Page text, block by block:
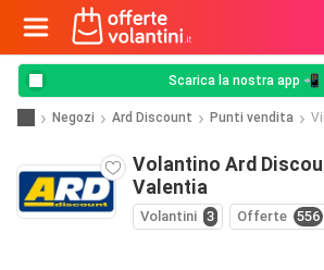
Scarica la nostra app 📲
Negozi Ard Discount Punti vendita
Volantino Ard
Valentia
Volantini 3 Offerte 556